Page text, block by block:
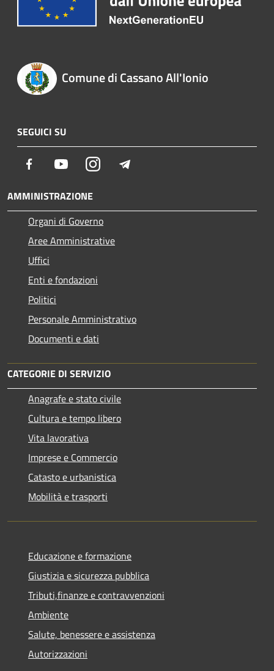
Comune di Cassano All'Ionio
SEGUICI SU
Facebook YoutubeInstagram
AMMINISTRAZIONE
Organi di Governo
Aree Amministrative
Uffici
Enti e fondazioni
Politici
Personale Amministrativo
Documenti e dati
CATEGORIE DI SERVIZIO
Anagrafe e stato civile
Cultura e tempo libero
Vita lavorativa
Imprese e Commercio
Catasto e urbanistica
Mobilità e trasporti
Educazione e formazione
Giustizia e sicurezza pubblica
Tributi,finanze e contravvenzioni
Ambiente
Salute, benessere e assistenza
Autorizzazioni